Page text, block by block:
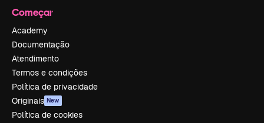
Começar
Academy
Documentação
Atendimento
Termos e condições
Política de privacidade
Originais New
Política de cookies